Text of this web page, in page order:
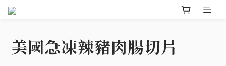
美國急凍辣豬肉腸切片